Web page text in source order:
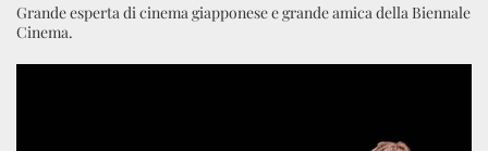
Grande esperta di cinema giapponese e grande amica della Biennale
Cinema.